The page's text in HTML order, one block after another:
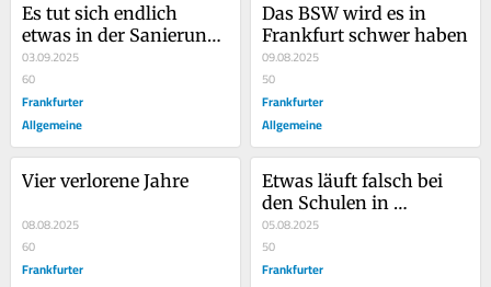
Es tut sich endlich
etwas in der Sanierung
von Schulbauten
03.09.2025
60
Frankfurter
Allgemeine
Das BSW wird es in
Frankfurt schwer haben
09.08.2025
50
Frankfurter
Allgemeine
Vier verlorene Jahre
08.08.2025
60
Frankfurter
Etwas läuft falsch bei
den Schulen in
Frankfurt
05.08.2025
50
Frankfurter